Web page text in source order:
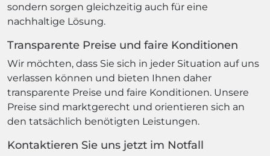
sondern sorgen gleichzeitig auch für eine
nachhaltige Lösung.
Transparente Preise und faire Konditionen
Wir möchten, dass Sie sich in jeder Situation auf uns
verlassen können und bieten Ihnen daher
transparente Preise und faire Konditionen. Unsere
Preise sind marktgerecht und orientieren sich an
den tatsächlich benötigten Leistungen.
Kontaktieren Sie uns jetzt im Notfall